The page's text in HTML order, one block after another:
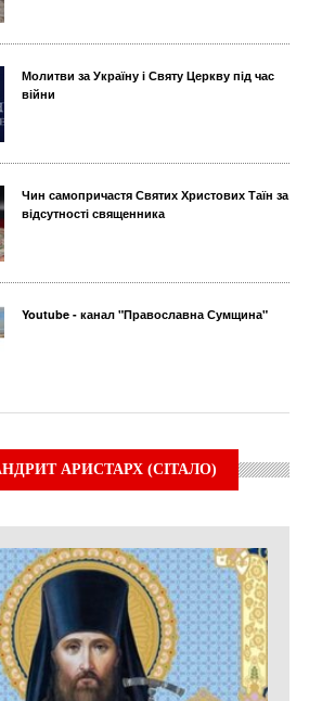
Молитви за Україну і Святу Церкву під час
війни
Чин самопричастя Святих Христових Таїн за
відсутності священника
Youtube - канал "Православна Сумщина"
АРИСТАРХ (СІТАЛО)